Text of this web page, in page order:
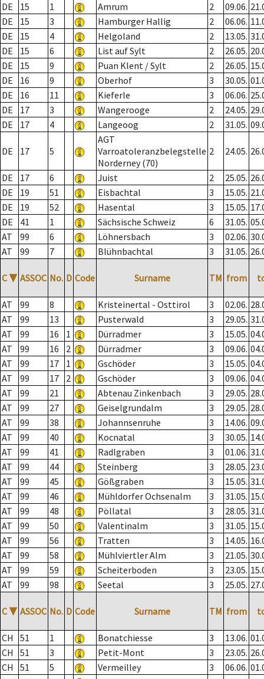
DE
15 1 Amrum 2 09.06.
DE
15 3 Hamburger Hallig 2 06.06.
DE
15 4 Helgoland 2 13.05.
DE
15 6 List auf Sylt 2 26.05.
DE
15 9 Puan Klent / Sylt 2 26.05.
DE
16 9 Oberhof 3 30.05.
DE
16 11 Kieferle 3 06.06.
DE
17 3 Wangerooge 2 24.05.
DE
17 4 Langeoog 2 31.05.
DE 17 5
AGT
Varroatoleranzbelegstelle
Norderney (70)
2 24.05.
DE 17 6 Juist 2 25.05.
DE
19 51 Eisbachtal 3 15.05.
DE
19 52 Hasental 3 15.05.
DE
41 1 Sächsische Schweiz 6 31.05.
AT
99 6 Löhnersbach 3 02.06.
AT
99 7 Blühnbachtal 3 31.05.
C ▼ ASSOC No. D Code Surname TM from
AT 99 8 Kristeinertal - Osttirol 3 02.06.
AT
99 13 Pusterwald 3 29.05.
AT
99 16 1 Dürradmer 3 15.05.
AT
99 16 2 Dürradmer 3 09.06.
AT
99 17 1 Gschöder 3 15.05.
AT
99 17 2 Gschöder 3 09.06.
AT
99 21 Abtenau Zinkenbach 3 29.05.
AT
99 27 Geiselgrundalm 3 29.05.
AT
99 38 Johannsenruhe 3 14.06.
AT
99 40 Kocnatal 3 30.05.
AT
99 41 Radlgraben 3 01.06.
AT
99 44 Steinberg 3 28.05.
AT
99 45 Gößgraben 3 15.05.
AT
99 46 Mühldorfer Ochsenalm 3 31.05.
AT
99 48 Pöllatal 3 28.05.
AT
99 50 Valentinalm 3 31.05.
AT
99 56 Tratten 3 14.05.
AT
99 58 Mühlviertler Alm 3 21.05.
AT
99 59 Scheiterboden 3 23.05.
AT
99 98 Seetal 3 25.05.
C ▼ ASSOC No. D Code Surname TM from
CH 51 1 Bonatchiesse 3 13.06.
CH
51 3 Petit-Mont 3 23.05.
CH
51 5 Vermeilley 3 06.06.